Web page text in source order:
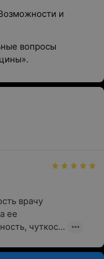
и
вопросы
врачу
ее
чуткос...